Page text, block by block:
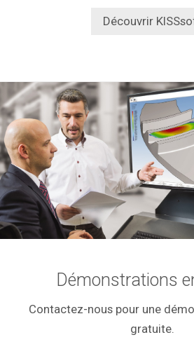
Découvrir
Démonstrations
Contactez-nous pour une
gratuite.